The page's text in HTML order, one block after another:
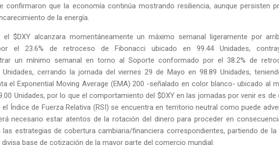
confirmaron que la economía continúa mostrando resiliencia, aunque persisten
de la energía.
$DXY alcanzara momentáneamente un máximo semanal ligeramente por
el 23.6% de retroceso de Fibonacci ubicado en 99.44 Unidades,
un mínimo semanal en torno al Soporte conformado por el 38.2% de
cerrando la jornada del viernes 29 de Mayo en 98.89 Unidades,
el Exponential Moving Average (EMA) 200 -señalado en color blanco- ubicado al
Unidades, por lo que el comportamiento del $DXY en las jornadas por venir es de
Índice de Fuerza Relativa (RSI) se encuentra en territorio neutral como puede
necesario estar atentos de la rotación del dinero para proceder en
estrategias de cobertura cambiaria/financiera correspondientes, partiendo de la
base de cotización de la mayor parte del comercio mundial.